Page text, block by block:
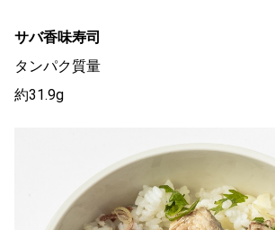
サバ香味寿司
タンパク質量
約31.9g